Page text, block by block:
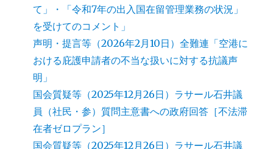
て」・「令和7年の出入国在留管理業務の状況」
を受けてのコメント」
声明・提言等（2026年2月10日）全難連「空港に
おける庇護申請者の不当な扱いに対する抗議声
明」
国会質疑等（2025年12月26日）ラサール石井議
員（社民・参）質問主意書への政府回答［不法滞
在者ゼロプラン］
国会質疑等（2025年12月26日）ラサール石井議